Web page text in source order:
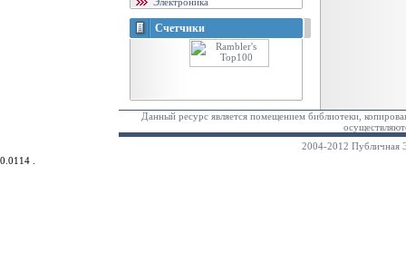
Счетчики
Данный ресурс является помещением библиотеки,
2004-2012 Публичная
0.0114 .